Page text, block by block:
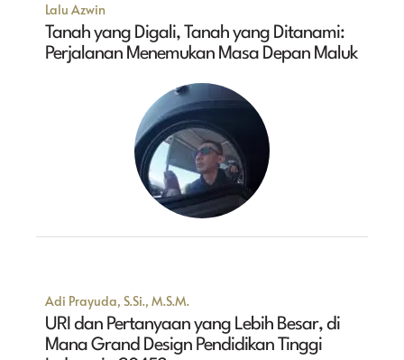
Lalu Azwin
Tanah yang Digali, Tanah yang Ditanami:
Perjalanan Menemukan Masa Depan Maluk
Adi Prayuda, S.Si., M.S.M.
URI dan Pertanyaan yang Lebih Besar, di
Mana Grand Design Pendidikan Tinggi